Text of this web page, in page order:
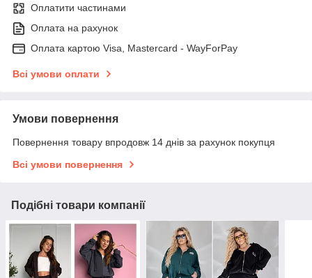
Оплатити частинами
Оплата на рахунок
Оплата картою Visa, Mastercard - WayForPay
Всі умови оплати
Умови повернення
Повернення товару впродовж 14 днів за рахунок покупця
Всі умови повернення
Подібні товари компанії